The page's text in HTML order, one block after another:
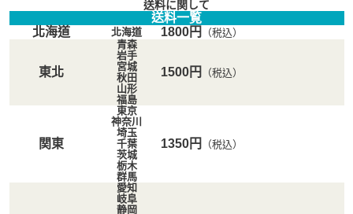
送料に関して
送料一覧
北海道
北海道 1800円 （税込）
東北
青森
岩手
宮城
秋田
山形
福島
1500円 （税込）
関東
東京
神奈川
埼玉
千葉
茨城
栃木
群馬
1350円 （税込）
愛知
岐阜
静岡